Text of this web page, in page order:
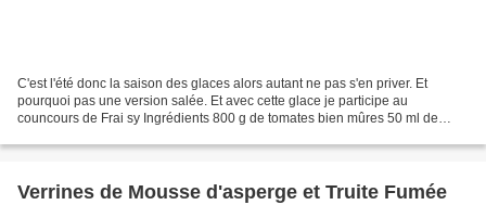
C'est l'été donc la saison des glaces alors autant ne pas s'en priver. Et
pourquoi pas une version salée. Et avec cette glace je participe au
councours de Frai sy Ingrédients 800 g de tomates bien mûres 50 ml de
Verrines de Mousse d'asperge et Truite Fumée